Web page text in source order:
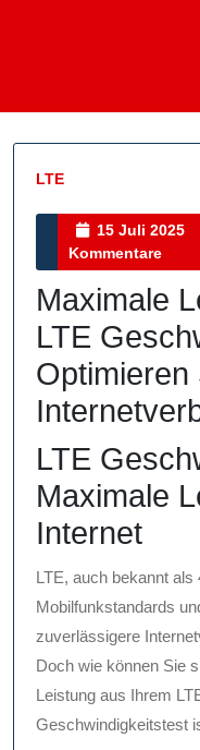
LTE
Kategorie
15 Juli 2025
Kommentare
Maximale
LTE
Optimieren
LTE
Maximale
Internet
LTE, auch bekannt
Mobilfunkstandards
zuverlässigere
Doch wie können Sie
Leistung aus Ihrem
Geschwindigkeitstest